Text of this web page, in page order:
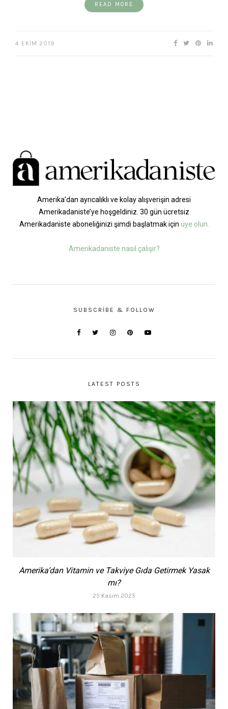
READ MORE
4 EKIM 2019
Amerika’dan ayrıcalıklı ve kolay alışverişin adresi
Amerikadaniste’ye hoşgeldiniz. 30 gün ücretsiz
Amerikadaniste aboneliğinizi şimdi başlatmak için üye olun.
Amerikadaniste nasıl çalışır?
SUBSCRIBE & FOLLOW
LATEST POSTS
Amerika’dan Vitamin ve Takviye Gıda Getirmek Yasak
mı?
25 Kasım 2025